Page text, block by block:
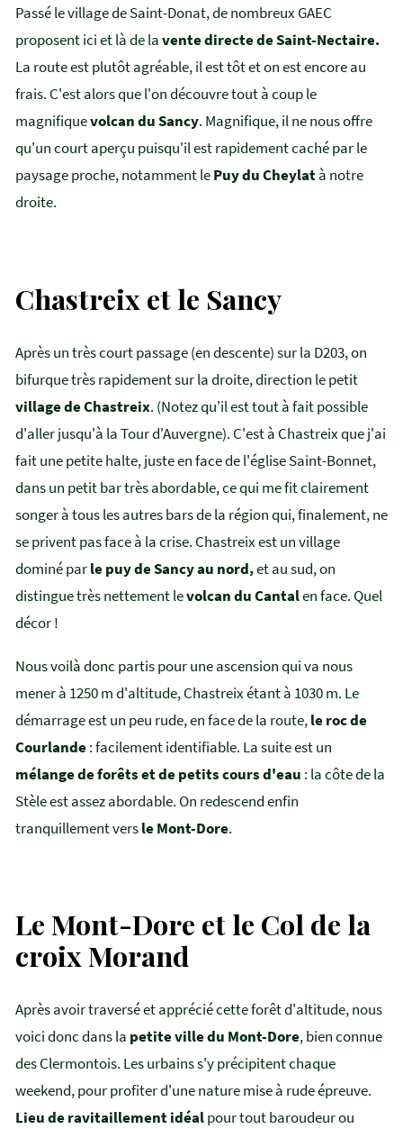
Passé le village de Saint-Donat, de nombreux GAEC
proposent ici et là de lavente directe de Saint-Nectaire.
La route est plutôt agréable, il est tôt et on est encore au
frais. C'est alors que l'on découvre tout à coup le
magnifiquevolcan du Sancy. Magnifique, il ne nous offre
qu'un court aperçu puisqu'il est rapidement caché par le
paysage proche, notamment lePuy du Cheylatà notre
droite.
Chastreix et le Sancy
Après un très court passage (en descente) sur la D203, on
bifurque très rapidement sur la droite, direction le petit
village de Chastreix. (Notez qu'il est tout à fait possible
d'aller jusqu'à la Tour d'Auvergne). C'est à Chastreix que j'ai
fait une petite halte, juste en face de l'église Saint-Bonnet,
dans un petit bar très abordable, ce qui me fit clairement
songer à tous les autres bars de la région qui, finalement, ne
se privent pas face à la crise. Chastreix est un village
dominé parle puy de Sancy au nord,et au sud, on
distingue très nettement levolcan du Cantalen face. Quel
décor !
Nous voilà donc partis pour une ascension qui va nous
mener à 1250 m d'altitude, Chastreix étant à 1030 m. Le
démarrage est un peu rude, en face de la route,le roc de
Courlande: facilement identifiable. La suite est un
mélange de forêts et de petits cours d'eau : la côte de la
Stèle est assez abordable. On redescend enfin
tranquillement versle Mont-Dore.
Le Mont-Dore et le Col de la
croix Morand
Après avoir traversé et apprécié cette forêt d'altitude, nous
voici donc dans la petite ville du Mont-Dore, bien connue
des Clermontois. Les urbains s'y précipitent chaque
weekend, pour profiter d'une nature mise à rude épreuve.
Lieu de ravitaillement idéalpour tout baroudeur ou